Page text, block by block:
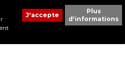
Plus
d'informations
Tous droits réservés.
| ProduWeb